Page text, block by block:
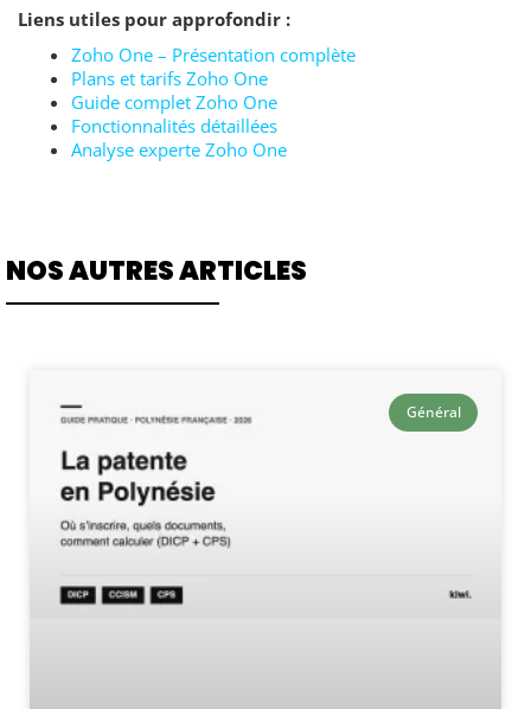
Liens utiles pour approfondir :
Zoho One – Présentation complète
Plans et tarifs Zoho One
Guide complet Zoho One
Fonctionnalités détaillées
Analyse experte Zoho One
NOS AUTRES ARTICLES
Général